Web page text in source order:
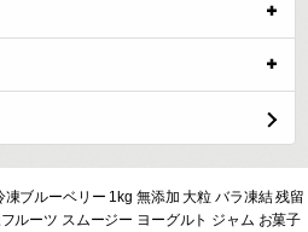
凍ブルーベリー 1kg 無添加 大粒 バラ凍結 残留
ルーツ スムージー ヨーグルト ジャム お菓子